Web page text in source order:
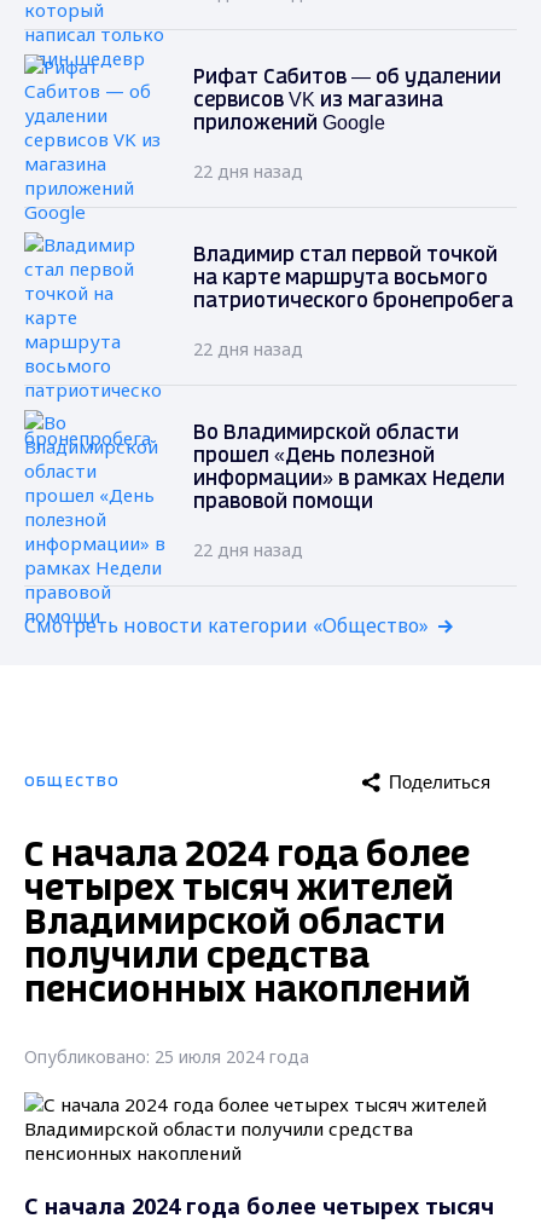
Рифат Сабитов — об удалении
сервисов VK из магазина
приложений Google
22 дня назад
Владимир стал первой точкой
на карте маршрута восьмого
патриотического бронепробега
22 дня назад
Во Владимирской области
прошел «День полезной
информации» в рамках Недели
правовой помощи
22 дня назад
Смотреть новости категории «Общество»
ОБЩЕСТВО Поделиться
С начала 2024 года более
четырех тысяч жителей
Владимирской области
получили средства
пенсионных накоплений
Опубликовано: 25 июля 2024 года
С начала 2024 года более четырех тысяч